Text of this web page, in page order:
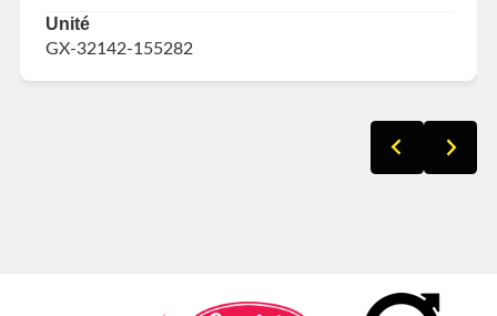
Unité
GX-32142-155282